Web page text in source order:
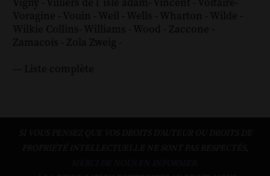
Vigny - Villiers de l´isle adam- Vincent - Voltaire-
Voragine - Vouin - Weil - Wells - Wharton - Wilde -
Wilkie Collins- Williams - Wood - Zaccone -
Zamacoïs - Zola Zweig -
--- Liste complète